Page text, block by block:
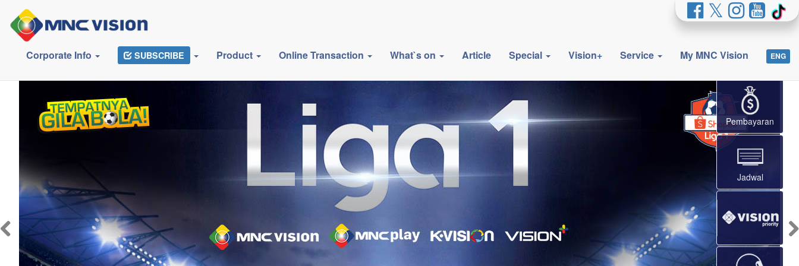
Corporate Info SUBSCRIBE Product Online Transaction What`s on Article Special Vision+ Service My MNC Vision ENG
Pembayaran
Jadwal